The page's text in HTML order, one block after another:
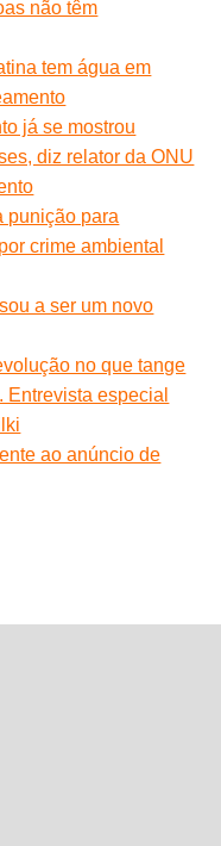
não têm
tem água em
já se mostrou
diz relator da ONU
punição para
crime ambiental
a ser um novo
no que tange
Entrevista especial
ao anúncio de